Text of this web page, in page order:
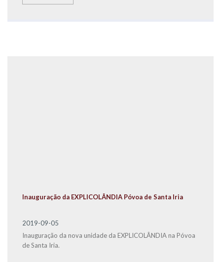
Inauguração da EXPLICOLÂNDIA Póvoa de Santa Iria
2019-09-05
Inauguração da nova unidade da EXPLICOLÂNDIA na Póvoa
de Santa Iria.